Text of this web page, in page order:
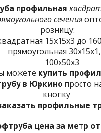
профильная
сечения
розницу:
15х15х3 до
прямоугольная
100х50х3
можете купить
в Юркино просто
кнопку
профильные
цена за метр от